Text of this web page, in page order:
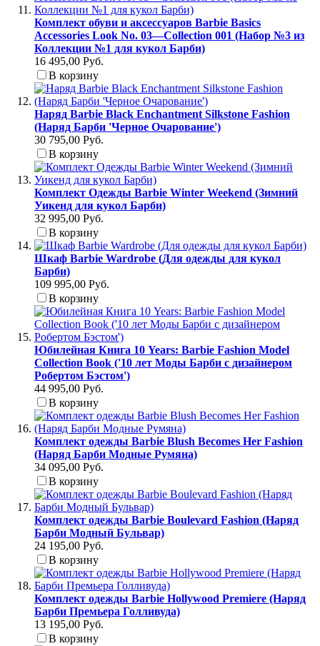
Комплект обуви и аксессуаров Barbie Basics
Accessories Look No. 03—Collection 001 (Набор №3 из
Коллекции №1 для кукол Барби)
16 495,00 Руб.
В корзину
Наряд Barbie Black Enchantment Silkstone Fashion
(Наряд Барби 'Черное Очарование')
30 795,00 Руб.
В корзину
Комплект Одежды Barbie Winter Weekend (Зимний
Уикенд для кукол Барби)
32 995,00 Руб.
В корзину
Шкаф Barbie Wardrobe (Для одежды для кукол
Барби)
109 995,00 Руб.
В корзину
Юбилейная Книга 10 Years: Barbie Fashion Model
Collection Book ('10 лет Моды Барби с дизайнером
Робертом Бэстом')
44 995,00 Руб.
В корзину
Комплект одежды Barbie Blush Becomes Her Fashion
(Наряд Барби Модные Румяна)
34 095,00 Руб.
В корзину
Комплект одежды Barbie Boulevard Fashion (Наряд
Барби Модный Бульвар)
24 195,00 Руб.
В корзину
Комплект одежды Barbie Hollywood Premiere (Наряд
Барби Премьера Голливуда)
13 195,00 Руб.
В корзину